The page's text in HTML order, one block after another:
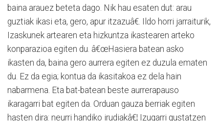
baina arauez beteta dago. Nik hau esaten dut: arau
guztiak ikasi eta, gero, apur itzazuâ€. Ildo horri jarraiturik,
Izaskunek artearen eta hizkuntza ikastearen arteko
konparazioa egiten du. â€œHasiera batean asko
ikasten da, baina gero aurrera egiten ez duzula ematen
du. Ez da egia; kontua da ikasitakoa ez dela hain
nabarmena. Eta bat-batean beste aurrerapauso
ikaragarri bat egiten da. Orduan gauza berriak egiten
hasten dira: neurri handiko irudiakâ€¦ Izugarri gustatzen